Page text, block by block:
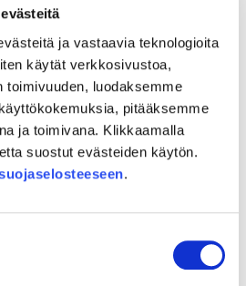
ja vastaavia teknologioita
käytät verkkosivustoa,
toimivuuden, luodaksemme
pitääksemme
ja toimivana. Klikkaamalla
suostut evästeiden käytön.
.
nokkospestoa